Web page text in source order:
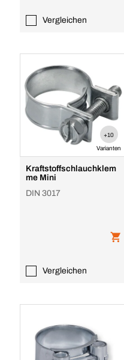
Vergleichen
+10
Varianten
Kraftstoffschlauchklem
me Mini
DIN 3017
Vergleichen